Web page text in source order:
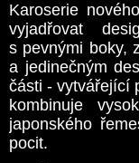
Karoserie
vyjadřovat
s pevnými boky,
a jedinečným
části - vytvářející
kombinuje
japonského
pocit.